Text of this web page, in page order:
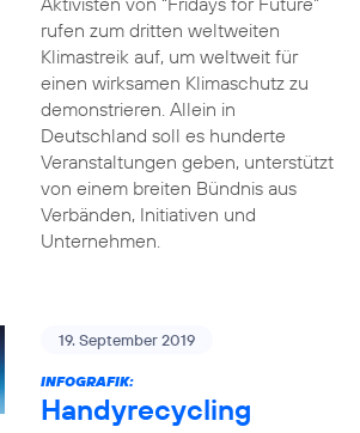
rufen zum dritten weltweiten
Klimastreik auf, um weltweit für
einen wirksamen Klimaschutz zu
demonstrieren. Allein in
Deutschland soll es hunderte
Veranstaltungen geben, unterstützt
von einem breiten Bündnis aus
Verbänden, Initiativen und
Unternehmen.
19. September 2019
INFOGRAFIK:
Handyrecycling